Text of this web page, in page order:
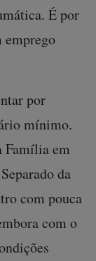
É por
emprego
por
mínimo.
Família em
da
com pouca
com o